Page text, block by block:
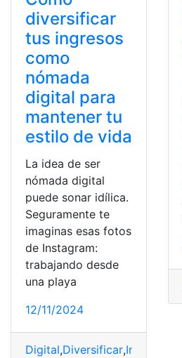
diversificar
tus ingresos
como
nómada
digital para
mantener tu
estilo de vida
La idea de ser
nómada digital
puede sonar idílica.
Seguramente te
imaginas esas fotos
de Instagram:
trabajando desde
una playa
12/11/2024
Digital,Diversificar,Ingresos